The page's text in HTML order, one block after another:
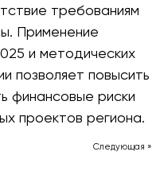
требованиям
Применение
и методических
позволяет повысить
финансовые риски
проектов региона.
Следующая »